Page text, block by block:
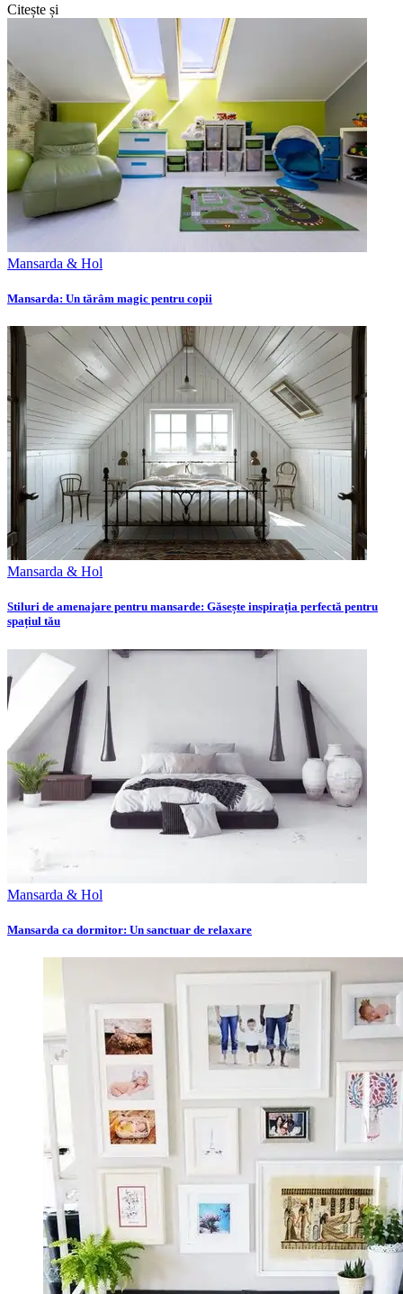
Citește și
Mansarda & Hol
Mansarda: Un tărâm magic pentru copii
Mansarda & Hol
Stiluri de amenajare pentru mansarde: Găsește inspirația perfectă pentru
spațiul tău
Mansarda & Hol
Mansarda ca dormitor: Un sanctuar de relaxare